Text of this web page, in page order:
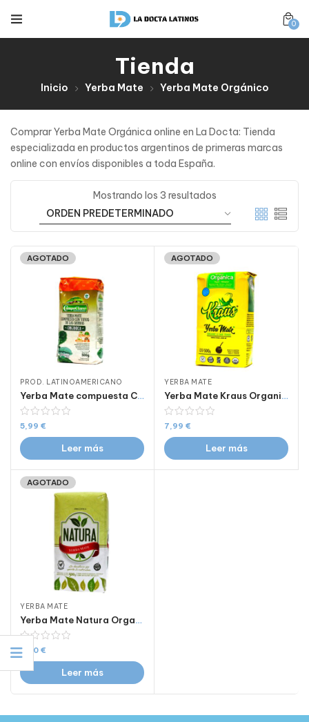
0
Tienda
Inicio Yerba Mate Yerba Mate Orgánico
Comprar Yerba Mate Orgánica online en La Docta: Tienda
especializada en productos argentinos de primeras marcas
online con envíos disponibles a toda España.
Mostrando los 3 resultados
AGOTADO
PROD. LATINOAMERICANO
Yerba Mate compuesta Campo Claro orgánico 500g
5,99 €
Leer más
AGOTADO
YERBA MATE
Yerba Mate Kraus Organica 500g
7,99 €
Leer más
AGOTADO
YERBA MATE
Yerba Mate Natura Organica de 500g
6,50 €
Leer más